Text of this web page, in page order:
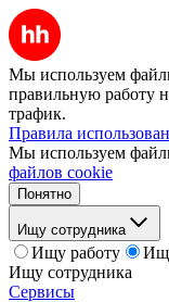
Мы используем
правильную работу
трафик.
Правила
Мы используем
файлов cookie
Понятно
Ищу сотрудника
Ищу работу
Ищу сотрудника
Сервисы